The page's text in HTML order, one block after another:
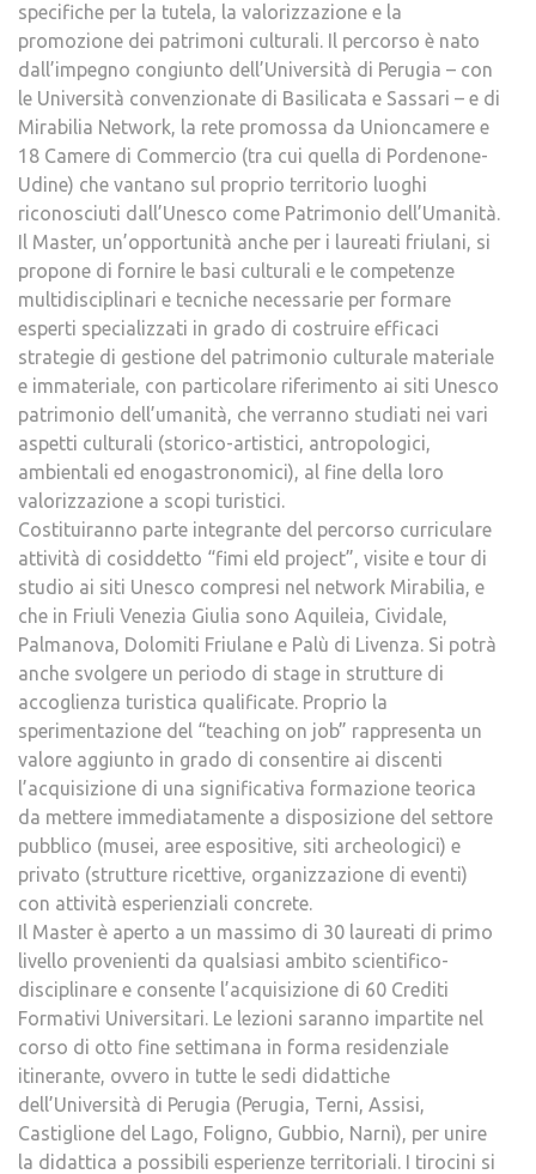
specifiche per la tutela, la valorizzazione e la
promozione dei patrimoni culturali. Il percorso è nato
dall’impegno congiunto dell’Università di Perugia – con
le Università convenzionate di Basilicata e Sassari – e di
Mirabilia Network, la rete promossa da Unioncamere e
18 Camere di Commercio (tra cui quella di Pordenone-
Udine) che vantano sul proprio territorio luoghi
riconosciuti dall’Unesco come Patrimonio dell’Umanità.
Il Master, un’opportunità anche per i laureati friulani, si
propone di fornire le basi culturali e le competenze
multidisciplinari e tecniche necessarie per formare
esperti specializzati in grado di costruire efficaci
strategie di gestione del patrimonio culturale materiale
e immateriale, con particolare riferimento ai siti Unesco
patrimonio dell’umanità, che verranno studiati nei vari
aspetti culturali (storico-artistici, antropologici,
ambientali ed enogastronomici), al fine della loro
valorizzazione a scopi turistici.
Costituiranno parte integrante del percorso curriculare
attività di cosiddetto “fimi eld project”, visite e tour di
studio ai siti Unesco compresi nel network Mirabilia, e
che in Friuli Venezia Giulia sono Aquileia, Cividale,
Palmanova, Dolomiti Friulane e Palù di Livenza. Si potrà
anche svolgere un periodo di stage in strutture di
accoglienza turistica qualificate. Proprio la
sperimentazione del “teaching on job” rappresenta un
valore aggiunto in grado di consentire ai discenti
l’acquisizione di una significativa formazione teorica
da mettere immediatamente a disposizione del settore
pubblico (musei, aree espositive, siti archeologici) e
privato (strutture ricettive, organizzazione di eventi)
con attività esperienziali concrete.
Il Master è aperto a un massimo di 30 laureati di primo
livello provenienti da qualsiasi ambito scientifico-
disciplinare e consente l’acquisizione di 60 Crediti
Formativi Universitari. Le lezioni saranno impartite nel
corso di otto fine settimana in forma residenziale
itinerante, ovvero in tutte le sedi didattiche
dell’Università di Perugia (Perugia, Terni, Assisi,
Castiglione del Lago, Foligno, Gubbio, Narni), per unire
la didattica a possibili esperienze territoriali. I tirocini si